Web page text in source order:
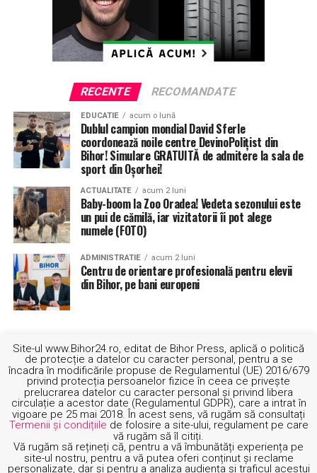
RECENTE RECOMANDATE
EDUCATIE acum o lună
Dublul campion mondial David Sferle
coordonează noile centre DevinoPolițist din
Bihor! Simulare GRATUITĂ de admitere la sala de
sport din Oșorhei!
ACTUALITATE acum 2 luni
Baby-boom la Zoo Oradea! Vedeta sezonului este
un pui de cămilă, iar vizitatorii îi pot alege
numele (FOTO)
ADMINISTRATIE acum 2 luni
Centru de orientare profesională pentru elevii
din Bihor, pe bani europeni
Site-ul www.Bihor24.ro, editat de Bihor Press, aplică o politică
de protecție a datelor cu caracter personal, pentru a se
încadra în modificările propuse de Regulamentul (UE) 2016/679
privind protecția persoanelor fizice în ceea ce privește
prelucrarea datelor cu caracter personal și privind libera
circulație a acestor date (Regulamentul GDPR), care a intrat în
vigoare pe 25 mai 2018. În acest sens, vă rugăm să consultați
Termenii și condițiile de folosire a site-ului, regulament pe care
vă rugăm să îl citiți.
Vă rugăm să rețineți că, pentru a vă îmbunătăți experiența pe
site-ul nostru, pentru a vă putea oferi conținut și reclame
personalizate, dar și pentru a analiza audiența și traficul acestui